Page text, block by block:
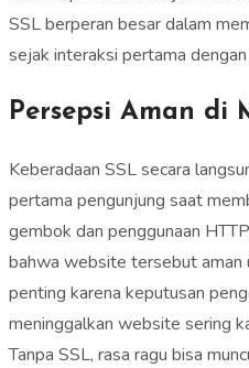
SSL berperan besar dalam
sejak interaksi pertama
Persepsi Aman di
Keberadaan SSL secara
pertama pengunjung saat
gembok dan penggunaan
bahwa website tersebut aman
penting karena keputusan
meninggalkan website sering
Tanpa SSL, rasa ragu bisa